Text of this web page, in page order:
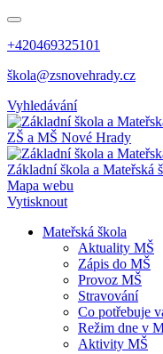
+420469325101
škola@zsnovehrady.cz
Vyhledávání
ZŠ a MŠ Nové Hrady
Základní škola a Mateřská
Mapa webu
Vytisknout
Mateřská škola
Aktuality MŠ
Zápis do MŠ
Provoz MŠ
Stravování
Co potřebuje
Režim dne v
Aktivity MŠ